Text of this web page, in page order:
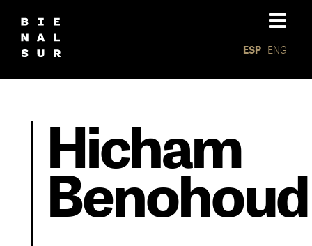
ESP ENG
Hicham
Benohoud